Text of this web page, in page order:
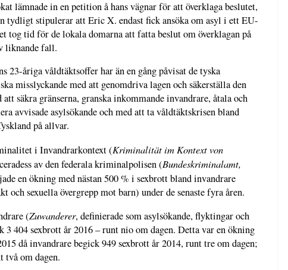
lämnade in en petition å hans vägnar för att överklaga beslutet,
tydligt stipulerar att Eric X. endast fick ansöka om asyl i ett EU-
tog tid för de lokala domarna att fatta beslut om överklagan på
liknande fall.
23-åriga våldtäktsoffer har än en gång påvisat de tyska
misslyckande med att genomdriva lagen och säkerställa den
säkra gränserna, granska inkommande invandrare, åtala och
avvisade asylsökande och med att ta våldtäktskrisen bland
på allvar.
i Invandrarkontext (Kriminalität im Kontext von
av den federala kriminalpolisen (Bundeskriminalamt,
en ökning med nästan 500 % i sexbrott bland invandrare
och sexuella övergrepp mot barn) under de senaste fyra åren.
(Zuwanderer, definierade som asylsökande, flyktingar och
404 sexbrott år 2016 – runt nio om dagen. Detta var en ökning
då invandrare begick 949 sexbrott år 2014, runt tre om dagen;
två om dagen.